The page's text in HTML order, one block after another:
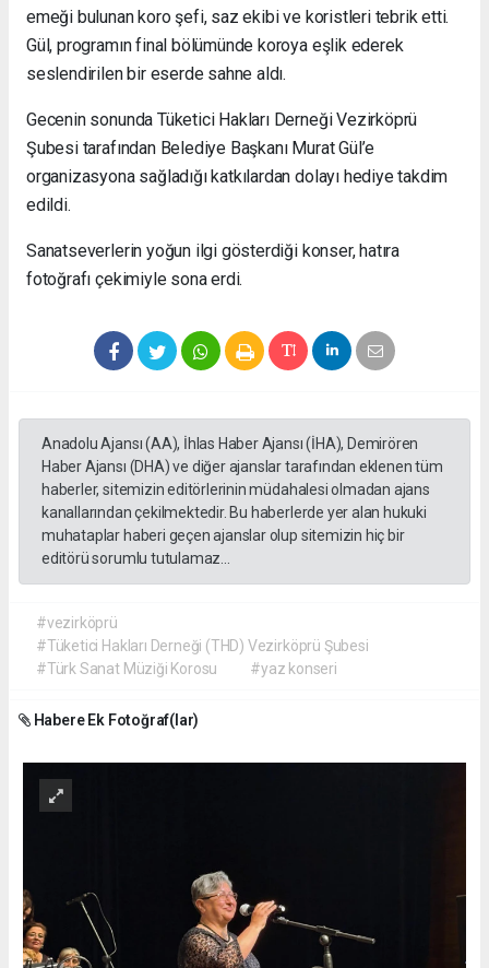
emeği bulunan koro şefi, saz ekibi ve koristleri tebrik etti.
Gül, programın final bölümünde koroya eşlik ederek
seslendirilen bir eserde sahne aldı.
Gecenin sonunda Tüketici Hakları Derneği Vezirköprü
Şubesi tarafından Belediye Başkanı Murat Gül’e
organizasyona sağladığı katkılardan dolayı hediye takdim
edildi.
Sanatseverlerin yoğun ilgi gösterdiği konser, hatıra
fotoğrafı çekimiyle sona erdi.
Anadolu Ajansı (AA), İhlas Haber Ajansı (İHA), Demirören
Haber Ajansı (DHA) ve diğer ajanslar tarafından eklenen tüm
haberler, sitemizin editörlerinin müdahalesi olmadan ajans
kanallarından çekilmektedir. Bu haberlerde yer alan hukuki
muhataplar haberi geçen ajanslar olup sitemizin hiç bir
editörü sorumlu tutulamaz...
#vezirköprü
#Tüketici Hakları Derneği (THD) Vezirköprü Şubesi
#Türk Sanat Müziği Korosu
#yaz konseri
Habere Ek Fotoğraf(lar)